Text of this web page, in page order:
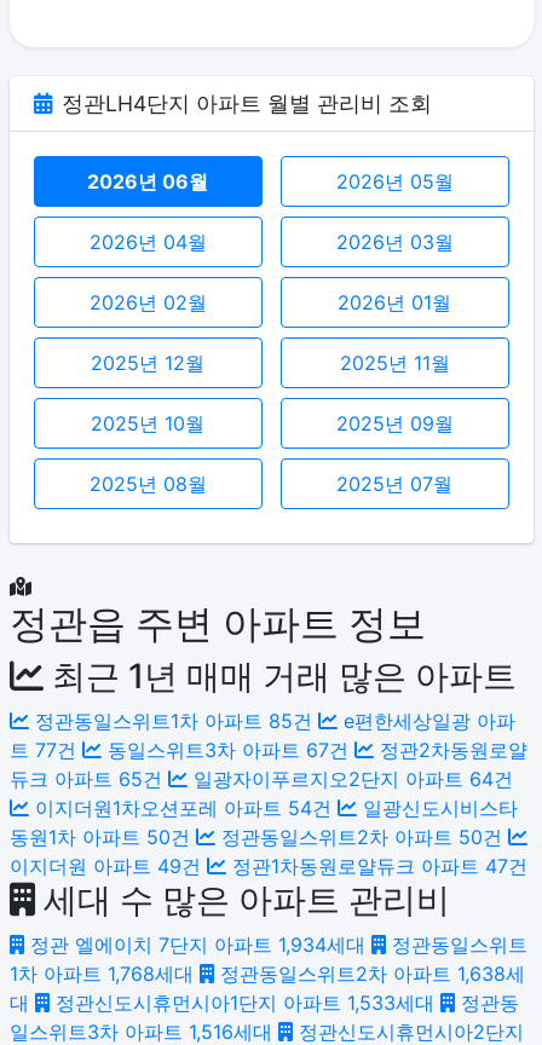
정관LH4단지 아파트 월별 관리비 조회
2026년 06월 2026년 05월
2026년 04월 2026년 03월
2026년 02월 2026년 01월
2025년 12월 2025년 11월
2025년 10월 2025년 09월
2025년 08월 2025년 07월
정관읍 주변 아파트 정보
최근 1년 매매 거래 많은 아파트
정관동일스위트1차 아파트 85건
e편한세상일광 아파
트 77건 동일스위트3차 아파트 67건
정관2차동원로얄
듀크 아파트 65건 일광자이푸르지오2단지 아파트 64건
이지더원1차오션포레 아파트 54건
일광신도시비스타
동원1차 아파트 50건 정관동일스위트2차 아파트 50건
이지더원 아파트 49건 정관1차동원로얄듀크 아파트 47건
세대 수 많은 아파트 관리비
정관 엘에이치 7단지 아파트 1,934세대
정관동일스위트
1차 아파트 1,768세대 정관동일스위트2차 아파트 1,638세
대
정관신도시휴먼시아1단지 아파트 1,533세대
정관동
일스위트3차 아파트 1,516세대
정관신도시휴먼시아2단지